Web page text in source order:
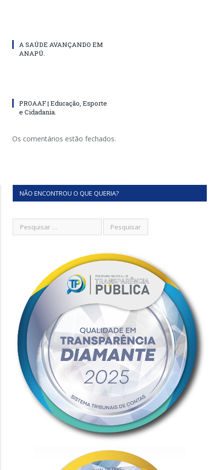
A SAÚDE AVANÇANDO EM
ANAPÚ.
PROAAF | Educação, Esporte
e Cidadania.
Os comentários estão fechados.
NÃO ENCONTROU O QUE QUERIA?